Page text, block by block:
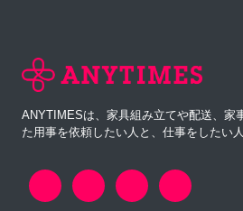
ANYTIMESは、家具組み立てや配送、家
た用事を依頼したい人と、仕事をしたい